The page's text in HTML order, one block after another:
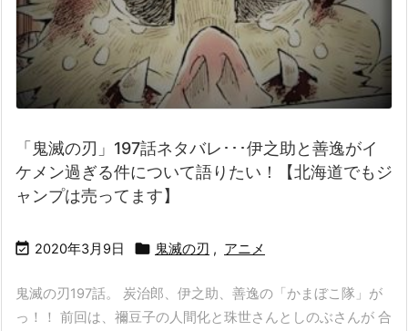
「鬼滅の刃」197話ネタバレ･･･伊之助と善逸がイ
ケメン過ぎる件について語りたい！【北海道でもジ
ャンプは売ってます】
 2020年3月9日  鬼滅の刃 , アニメ
鬼滅の刃197話。 炭治郎、伊之助、善逸の「かまぼこ隊」が
っ！！ 前回は、禰豆子の人間化と珠世さんとしのぶさんが 合